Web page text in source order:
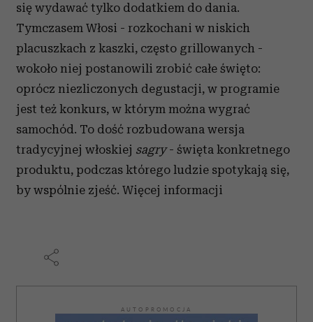
się wydawać tylko dodatkiem do dania.
Tymczasem Włosi - rozkochani w niskich
placuszkach z kaszki, często grillowanych -
wokoło niej postanowili zrobić całe święto:
oprócz niezliczonych degustacji, w programie
jest też konkurs, w którym można wygrać
samochód. To dość rozbudowana wersja
tradycyjnej włoskiej sagry- święta konkretnego
produktu, podczas którego ludzie spotykają się,
by wspólnie zjeść. Więcej informacji
AUTOPROMOCJA